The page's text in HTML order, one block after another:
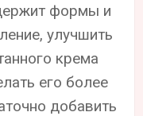
формы и
улучшить
крема
его более
добавить